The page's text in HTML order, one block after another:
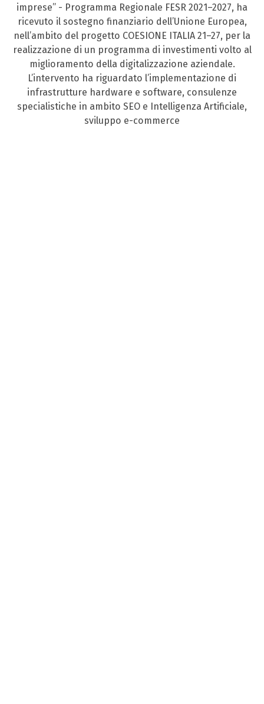
imprese” - Programma Regionale FESR 2021–2027, ha
ricevuto il sostegno finanziario dell’Unione Europea,
nell’ambito del progetto COESIONE ITALIA 21–27, per la
realizzazione di un programma di investimenti volto al
miglioramento della digitalizzazione aziendale.
L’intervento ha riguardato l’implementazione di
infrastrutture hardware e software, consulenze
specialistiche in ambito SEO e Intelligenza Artificiale,
sviluppo e-commerce